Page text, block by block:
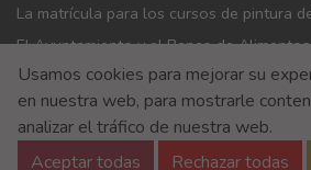
Aviso Legal
Aviso de privacidad
Política de
Política de Seguridad de
Usamos cookies para mejorar su
en nuestra web, para mostrarle
analizar el tráfico de nuestra web.
Aceptar todas
Rechazar todas